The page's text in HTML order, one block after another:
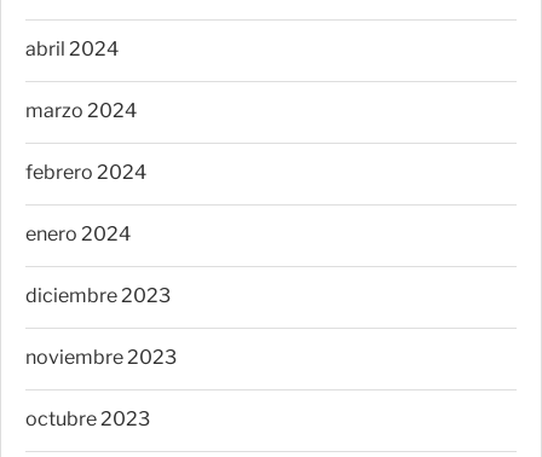
abril 2024
marzo 2024
febrero 2024
enero 2024
diciembre 2023
noviembre 2023
octubre 2023